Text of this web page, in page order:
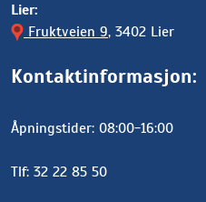
Lier:
Fruktveien 9, 3402 Lier
Kontaktinformasjon:
Åpningstider: 08:00-16:00
Tlf: 32 22 85 50